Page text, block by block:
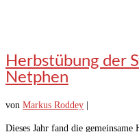
Herbstübung der
Netphen
von Markus Roddey
Dieses Jahr fand die